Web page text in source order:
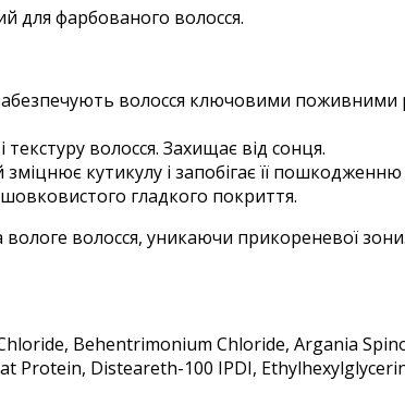
для фарбованого волосся.
забезпечують волосся ключовими
волосся. Захищає від сонця.
кутикулу і запобігає її
гладкого покриття.
вологе волосся, уникаючи прикореневої
Behentrimonium Chloride, Argania
Protein, Disteareth-100 IPDI,